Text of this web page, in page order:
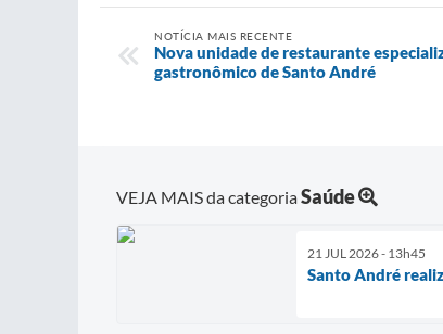
NOTÍCIA MAIS RECENTE
Nova unidade de restaurante
gastronômico de Santo André
VEJA MAIS da categoriaSaúde
21 JUL 2026 - 13h45
Santo André